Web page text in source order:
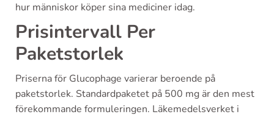
hur människor köper sina mediciner idag.
Prisintervall Per
Paketstorlek
Priserna för Glucophage varierar beroende på
paketstorlek. Standardpaketet på 500 mg är den mest
förekommande formuleringen. Läkemedelsverket i